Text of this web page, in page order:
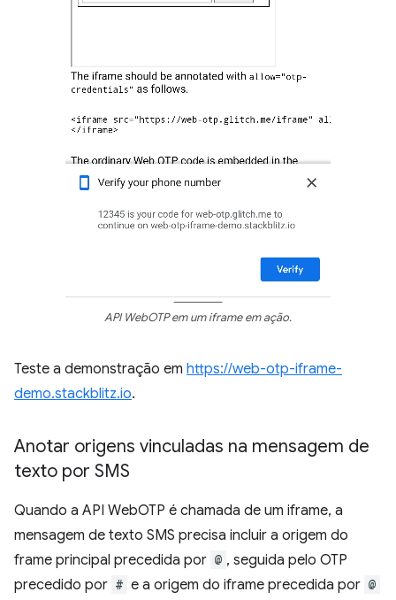
API WebOTP em um iframe em ação.
Teste a demonstração em https://web-otp-iframe-
demo.stackblitz.io.
Anotar origens vinculadas na mensagem de
texto por SMS
Quando a API WebOTP é chamada de um iframe, a
mensagem de texto SMS precisa incluir a origem do
frame principal precedida por @ , seguida pelo OTP
precedido por # e a origem do iframe precedida por @